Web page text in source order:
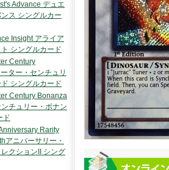
Advance デュエ
ス シングルカー
Insight アライア
シングルカード
Century
ター・センチュリ
シングルカード
Century Bonanza
チュリー・ボナン
ド
Rarity
アニバーサリー・
クションII シング